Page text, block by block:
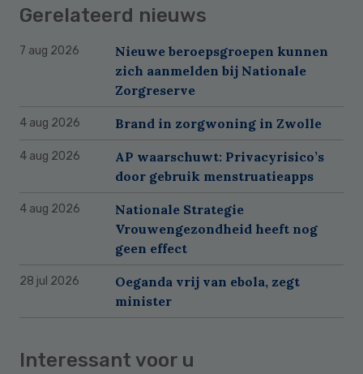
Gerelateerd nieuws
7 aug 2026
Nieuwe beroepsgroepen kunnen
zich aanmelden bij Nationale
Zorgreserve
4 aug 2026 Brand in zorgwoning in Zwolle
4 aug 2026
AP waarschuwt: Privacyrisico’s
door gebruik menstruatieapps
4 aug 2026
Nationale Strategie
Vrouwengezondheid heeft nog
geen effect
28 jul 2026
Oeganda vrij van ebola, zegt
minister
Interessant voor u